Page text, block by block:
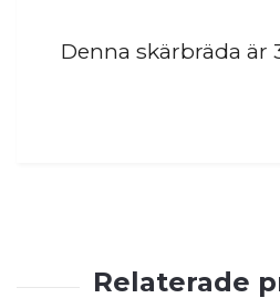
Denna skärbräda är